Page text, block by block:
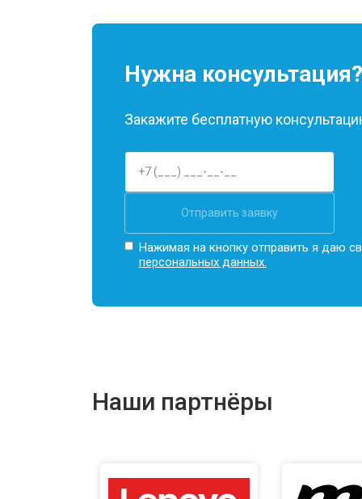
Нужна консультация?
Закажите бесплатную
Отправить заявку
Нажимая на кнопку отправить я даю
персональных данных.
Наши партнёры